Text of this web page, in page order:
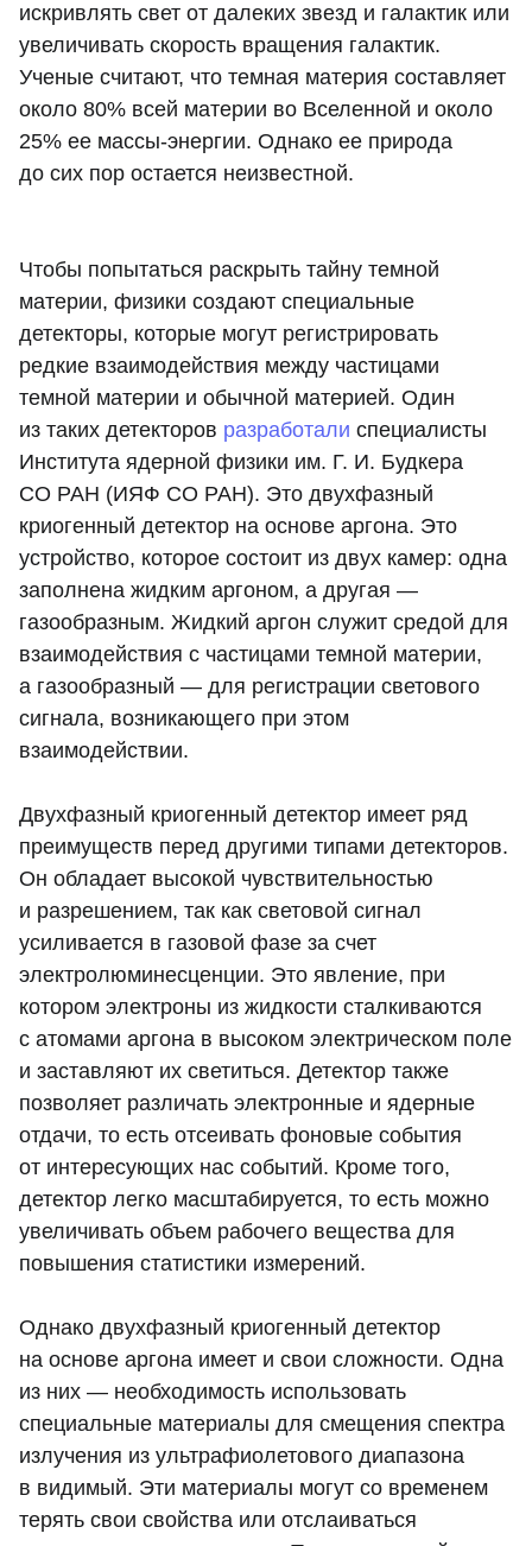
искривлять свет от далеких звезд и галактик или
увеличивать скорость вращения галактик.
Ученые считают, что темная материя составляет
около 80% всей материи во Вселенной и около
25% ее массы-энергии. Однако ее природа
до сих пор остается неизвестной.
Чтобы попытаться раскрыть тайну темной
материи, физики создают специальные
детекторы, которые могут регистрировать
редкие взаимодействия между частицами
темной материи и обычной материей. Один
из таких детекторов разработали специалисты
Института ядерной физики им. Г. И. Будкера
СО РАН (ИЯФ СО РАН). Это двухфазный
криогенный детектор на основе аргона. Это
устройство, которое состоит из двух камер: одна
заполнена жидким аргоном, а другая —
газообразным. Жидкий аргон служит средой для
взаимодействия с частицами темной материи,
а газообразный — для регистрации светового
сигнала, возникающего при этом
взаимодействии.
Двухфазный криогенный детектор имеет ряд
преимуществ перед другими типами детекторов.
Он обладает высокой чувствительностью
и разрешением, так как световой сигнал
усиливается в газовой фазе за счет
электролюминесценции. Это явление, при
котором электроны из жидкости сталкиваются
с атомами аргона в высоком электрическом поле
и заставляют их светиться. Детектор также
позволяет различать электронные и ядерные
отдачи, то есть отсеивать фоновые события
от интересующих нас событий. Кроме того,
детектор легко масштабируется, то есть можно
увеличивать объем рабочего вещества для
повышения статистики измерений.
Однако двухфазный криогенный детектор
на основе аргона имеет и свои сложности. Одна
из них — необходимость использовать
специальные материалы для смещения спектра
излучения из ультрафиолетового диапазона
в видимый. Эти материалы могут со временем
терять свои свойства или отслаиваться